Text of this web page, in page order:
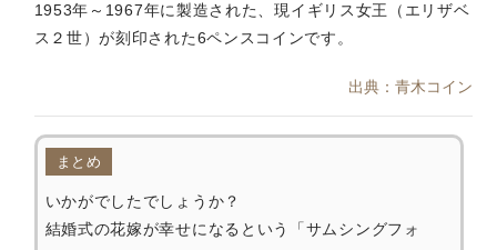
1953年～1967年に製造された、現イギリス女王（エリザベ
ス２世）が刻印された6ペンスコインです。
出典：青木コイン
まとめ
いかがでしたでしょうか？
結婚式の花嫁が幸せになるという「サムシングフォ